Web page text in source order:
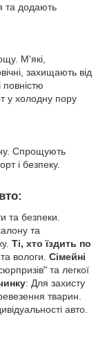
та додають
М'які,
захищають від
повністю
у холодну пору
Спрощують
і безпеку.
та безпеки.
та
Ті, хто їздить по
вологи. Сімейні
та легкої
: Для захисту
тварин.
авто.